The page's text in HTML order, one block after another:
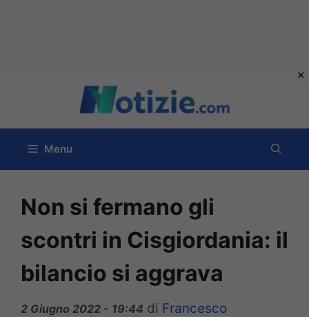
contenuto
Menu
Non si fermano gli
scontri in Cisgiordania: il
bilancio si aggrava
2 Giugno 2022 - 19:44 di Francesco